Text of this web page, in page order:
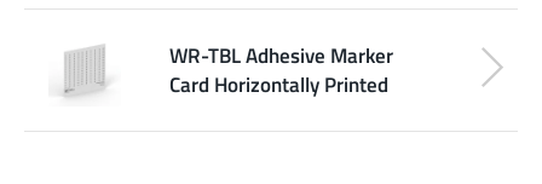
WR-TBL Adhesive Marker
Card Horizontally Printed